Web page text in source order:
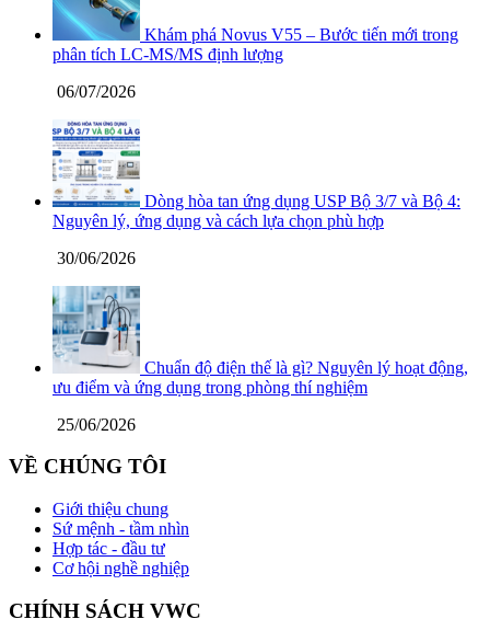
Khám phá Novus V55 – Bước tiến mới trong
phân tích LC-MS/MS định lượng
06/07/2026
Dòng hòa tan ứng dụng USP Bộ 3/7 và Bộ 4:
Nguyên lý, ứng dụng và cách lựa chọn phù hợp
30/06/2026
Chuẩn độ điện thế là gì? Nguyên lý hoạt động,
ưu điểm và ứng dụng trong phòng thí nghiệm
25/06/2026
VỀ CHÚNG TÔI
Giới thiệu chung
Sứ mệnh - tầm nhìn
Hợp tác - đầu tư
Cơ hội nghề nghiệp
CHÍNH SÁCH VWC